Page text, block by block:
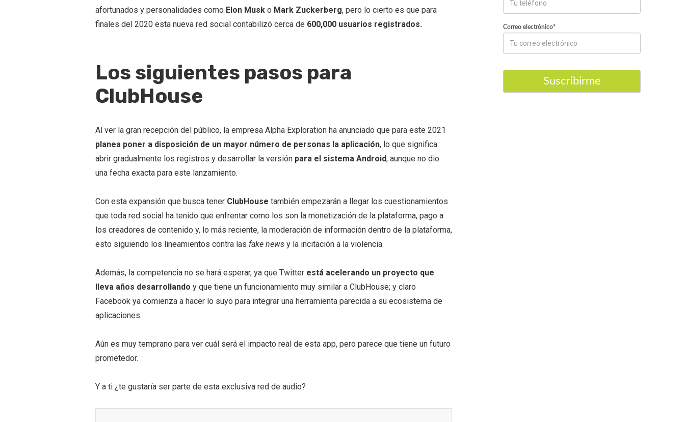
afortunados y personalidades como Elon Musk o Mark Zuckerberg, pero lo cierto es que para
finales del 2020 esta nueva red social contabilizó cerca de 600,000 usuarios registrados.
Los siguientes pasos para
ClubHouse
Al ver la gran recepción del público, la empresa Alpha Exploration ha anunciado que para este 2021
planea poner a disposición de un mayor número de personas la aplicación, lo que significa
abrir gradualmente los registros y desarrollar la versión para el sistema Android, aunque no dio
una fecha exacta para este lanzamiento.
Con esta expansión que busca tener ClubHouse también empezarán a llegar los cuestionamientos
que toda red social ha tenido que enfrentar como los son la monetización de la plataforma, pago a
los creadores de contenido y, lo más reciente, la moderación de información dentro de la plataforma,
esto siguiendo los lineamientos contra las fake news y la incitación a la violencia.
Además, la competencia no se hará esperar, ya que Twitter está acelerando un proyecto que
lleva años desarrollando y que tiene un funcionamiento muy similar a ClubHouse; y claro
Facebook ya comienza a hacer lo suyo para integrar una herramienta parecida a su ecosistema de
aplicaciones.
Aún es muy temprano para ver cuál será el impacto real de esta app, pero parece que tiene un futuro
prometedor.
Y a ti ¿te gustaría ser parte de esta exclusiva red de audio?
Correo electrónico*
Suscribirme